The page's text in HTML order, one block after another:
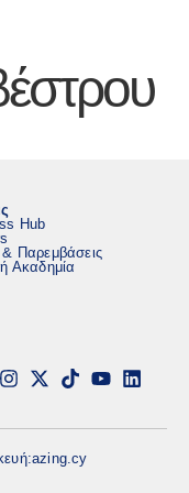
Hub
& Παρεμβάσεις
Ακαδημία
azing.cy